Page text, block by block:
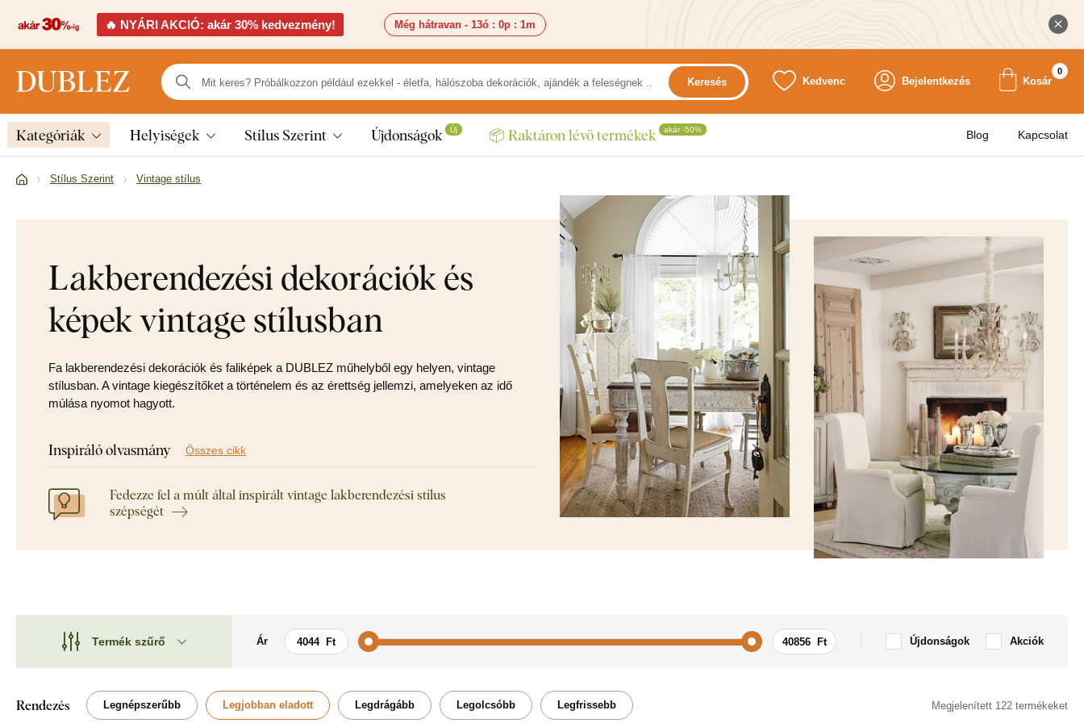
🔥 NYÁRI AKCIÓ: akár 30% kedvezmény! Még hátravan - 12ó : 59p : 59m
Keresés Kedvenc Bejelentkezés Kosár
0
Kategóriák Helyiségek Stílus Szerint Újdonságok Új 📦 Raktáron lévő termékek akár -50% Blog Kapcsolat
Stílus Szerint Vintage stílus
Lakberendezési dekorációk és
képek vintage stílusban
Fa lakberendezési dekorációk és faliképek a DUBLEZ műhelyből egy helyen, vintage
stílusban. A vintage kiegészítőket a történelem és az érettség jellemzi, amelyeken az idő
múlása nyomot hagyott.
Inspiráló olvasmány Összes cikk
Fedezze fel a múlt által inspirált vintage lakberendezési stílus
szépségét
Termék szűrő
Motívum Ár Újdonságok Akciók
Motívum
Autók Autó / Motor
Rendezés Legnépszerűbb Legjobban eladott Legdrágább Legolcsóbb Legfrissebb Megjelenített 122 termékeket